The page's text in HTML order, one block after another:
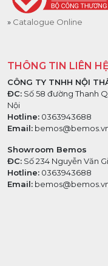
Catalogue Online
THÔNG TIN LIÊN HỆ
CÔNG TY TNHH NỘI
ĐC: Số 58 đường Thanh
Nội
Hotline: 0363943688
Email:
Showroom Bemos
ĐC: Số 234 Nguyễn Văn
Hotline: 0363943688
Email: